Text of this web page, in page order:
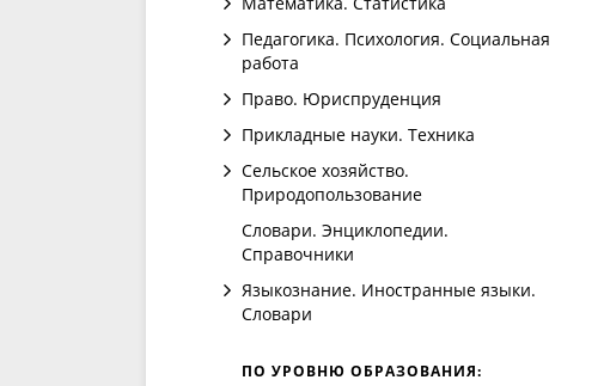
Педагогика. Психология. Социальная
работа
Право. Юриспруденция
Прикладные науки. Техника
Сельское хозяйство.
Природопользование
Словари. Энциклопедии.
Справочники
Языкознание. Иностранные языки.
Словари
ПО УРОВНЮ ОБРАЗОВАНИЯ: